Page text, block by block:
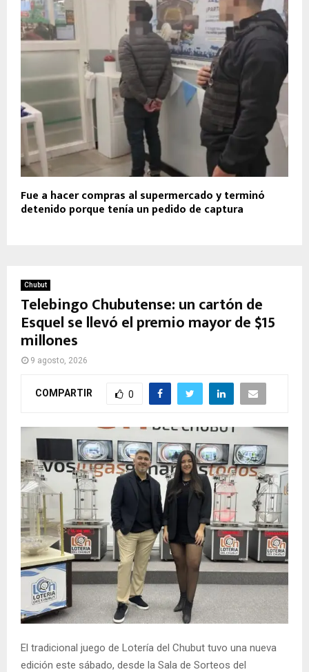
Fue a hacer compras al supermercado y terminó
detenido porque tenía un pedido de captura
Chubut
Telebingo Chubutense: un cartón de
Esquel se llevó el premio mayor de $15
millones
9 agosto, 2026
COMPARTIR 0
El tradicional juego de Lotería del Chubut tuvo una nueva
edición este sábado, desde la Sala de Sorteos del